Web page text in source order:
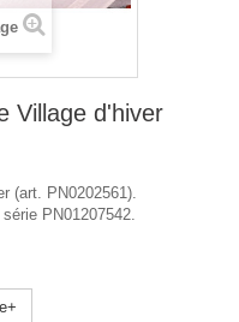
Village d'hiver
(art. PN0202561).
PN01207542.